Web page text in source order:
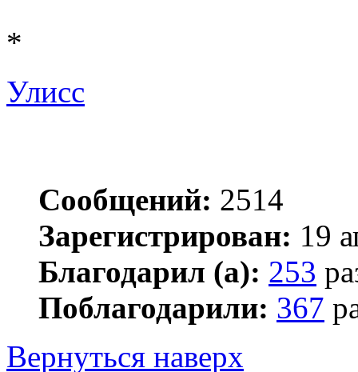
*
Улисс
Сообщений: 2514
Зарегистрирован: 19
Благодарил (а): 253
Поблагодарили: 367
Вернуться наверх